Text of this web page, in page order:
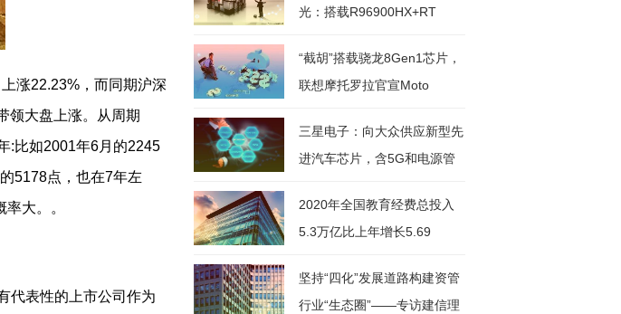
涨22.23%，而同期沪深
领大盘上涨。从周期
:比如2001年6月的2245
5178点，也在7年左
大。。
代表性的上市公司作为
光：搭载R96900HX+RT
“截胡”搭载骁龙8Gen1芯片，
联想摩托罗拉官宣Moto
三星电子：向大众供应新型先
进汽车芯片，含5G和电源管
2020年全国教育经费总投入
5.3万亿比上年增长5.69
坚持“四化”发展道路构建资管
行业“生态圈”——专访建信理